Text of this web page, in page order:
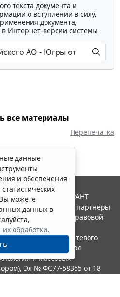
текста документа и
о вступлении в силу,
документа,
в Интернет-версии системы
все материалы
Перепечатка
данные
и обеспечения
можете
данных в
их обработки.
2026. Система ГАРАНТ
"Гарант" и ее партнеры
ассоциации правовой
в качестве сетевого
по надзору в сфере
и массовых
Эл № ФС77-58365 от 18